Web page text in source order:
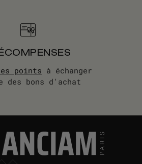
points à échanger
des bons d'achat